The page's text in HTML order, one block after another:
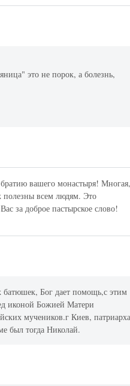
это не порок, а болезнь,
вашего монастыря! Многая,
полезны всем людям. Это
за доброе пастырское слово!
батюшек, Бог дает помощь,с этим
иконой Божией Матери
мучеников.г Киев,
был тогда Николай.